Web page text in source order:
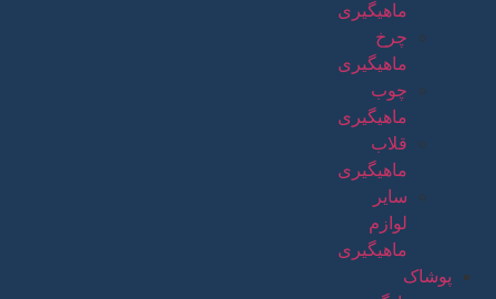
ماهیگیری
چرخ
ماهیگیری
چوب
ماهیگیری
قلاب
ماهیگیری
سایر
لوازم
ماهیگیری
پوشاک